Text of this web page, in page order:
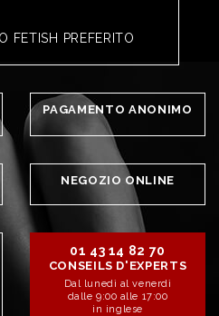
FETISH PREFERITO
PAGAMENTO ANONIMO
NEGOZIO ONLINE
01 43 14 82 70
CONSEILS D'EXPERTS
Dal lunedì al venerdì
dalle 9:00 alle 17:00
in inglese